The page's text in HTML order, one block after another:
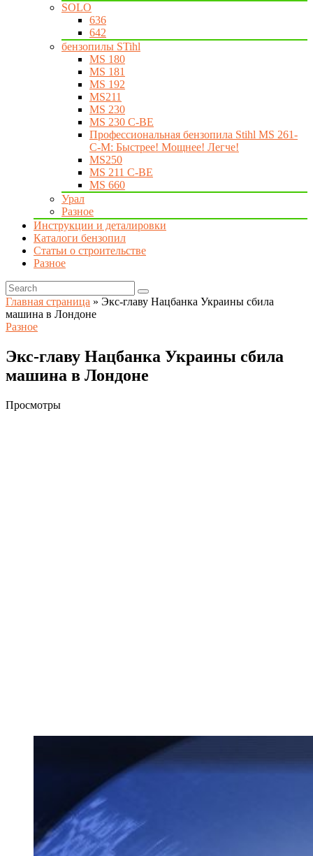
SOLO
636
642
бензопилы STihl
MS 180
MS 181
MS 192
MS211
MS 230
MS 230 C-BE
Профессиональная бензопила Stihl MS 261-
C-M: Быстрее! Мощнее! Легче!
MS250
MS 211 C-BE
MS 660
Урал
Разное
Инструкции и деталировки
Каталоги бензопил
Статьи о строительстве
Разное
Главная страница » Экс-главу Нацбанка Украины сбила
машина в Лондоне
Разное
Экс-главу Нацбанка Украины сбила
машина в Лондоне
Просмотры